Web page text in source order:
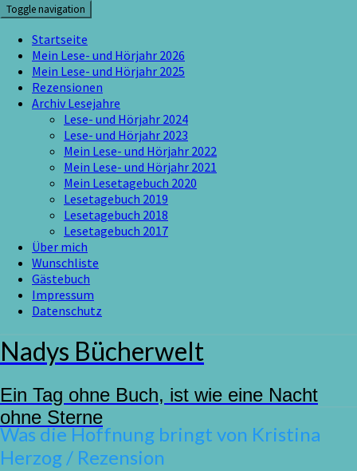
Skip
to
content
Toggle navigation
Startseite
Mein Lese- und Hörjahr 2026
Mein Lese- und Hörjahr 2025
Rezensionen
Archiv Lesejahre
Lese- und Hörjahr 2024
Lese- und Hörjahr 2023
Mein Lese- und Hörjahr 2022
Mein Lese- und Hörjahr 2021
Mein Lesetagebuch 2020
Lesetagebuch 2019
Lesetagebuch 2018
Lesetagebuch 2017
Über mich
Wunschliste
Gästebuch
Impressum
Datenschutz
Nadys Bücherwelt
Ein Tag ohne Buch, ist wie eine Nacht
ohne Sterne
Was
die
Hoffnung
Was die Hoffnung bringt von Kristina
Herzog / Rezension